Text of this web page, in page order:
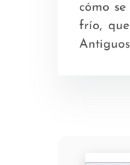
cómo
frío,